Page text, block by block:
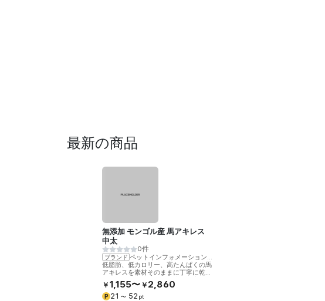
最新の商品
無添加 モンゴル産 馬アキレス
中太
0件
ブランド
ペットインフォメーションラック
低脂肪、低カロリー、高たんぱくの馬
アキレスを素材そのままに丁寧に乾燥
させました。噛むことで歯の健康をサ
ポート。
￥ 1,155〜 ￥ 2,860
P 21 〜 52 pt